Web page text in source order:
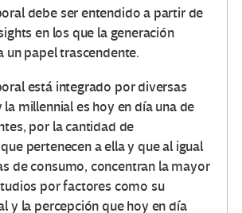
debe ser entendido a partir de
en los que la generación
un papel trascendente.
está integrado por diversas
la millennial es hoy en día una de
por la cantidad de
pertenecen a ella y que al igual
de consumo, concentran la mayor
por factores como su
y la percepción que hoy en día